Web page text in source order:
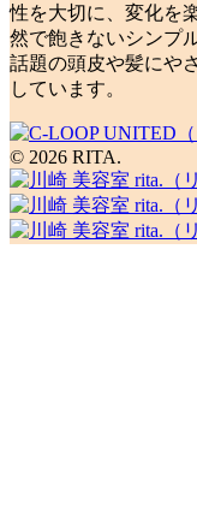
性を大切に、変化を
然で飽きないシンプ
話題の頭皮や髪にや
しています。
© 2026 RITA.